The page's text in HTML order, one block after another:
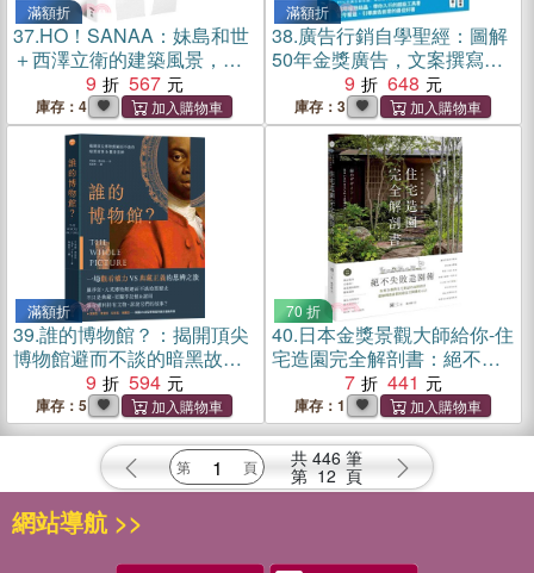
滿額折
37.HO！SANAA：妹島和世
＋西澤立衛的建築風景，從
成長歷程、創業起始、創作
養分、旅行壯遊到作品風格
【增訂版】
9 567
庫存：4
滿額折
38.廣告行銷自學聖經：圖解
50年金獎廣告，文案撰寫、
策略擬定、平面動態、品牌
定位及社媒經營的全方位秘
笈【暢銷經典版】
9 648
庫存：3
滿額折
39.誰的博物館？：揭開頂尖
博物館避而不談的暗黑故事&
觀看思辨9 594
庫存：5
70 折
40.日本金獎景觀大師給你-住
宅造園完全解剖書：絕不失
敗造園術！拆解24個與住宅
對話的造園設計，體驗機能
滿載的綠意空間構成心法
7 441
庫存：1
共 446 筆
第 12 頁
網站導航 >>